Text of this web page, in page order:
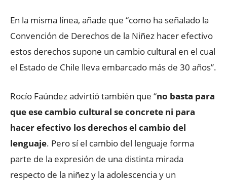
En la misma línea, añade que “como ha señalado la
Convención de Derechos de la Niñez hacer efectivo
estos derechos supone un cambio cultural en el cual
el Estado de Chile lleva embarcado más de 30 años”.
Rocío Faúndez advirtió también que “no basta para
que ese cambio cultural se concrete ni para
hacer efectivo los derechos el cambio del
lenguaje. Pero sí el cambio del lenguaje forma
parte de la expresión de una distinta mirada
respecto de la niñez y la adolescencia y un